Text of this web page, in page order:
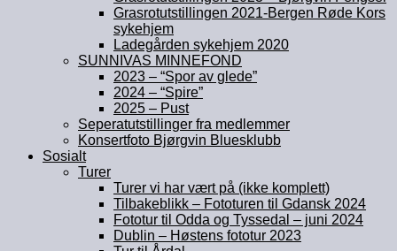
Grasrotutstillingen 2021-Bergen Røde Kors
sykehjem
Ladegården sykehjem 2020
SUNNIVAS MINNEFOND
2023 – “Spor av glede”
2024 – “Spire”
2025 – Pust
Seperatutstillinger fra medlemmer
Konsertfoto Bjørgvin Bluesklubb
Sosialt
Turer
Turer vi har vært på (ikke komplett)
Tilbakeblikk – Fototuren til Gdansk 2024
Fototur til Odda og Tyssedal – juni 2024
Dublin – Høstens fototur 2023